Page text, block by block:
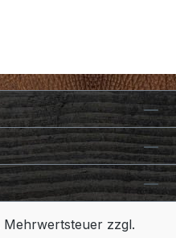
Mehrwertsteuer zzgl.